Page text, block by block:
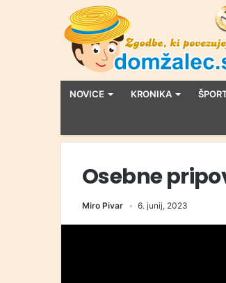
NOVICE KRONIKA
Osebne
Miro Pivar 6. junij, 2023